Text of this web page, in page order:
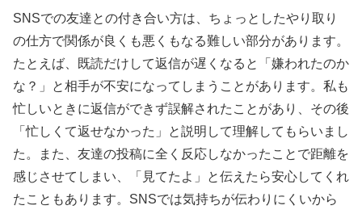
SNSでの友達との付き合い方は、ちょっとしたやり取り
の仕方で関係が良くも悪くもなる難しい部分があります。
たとえば、既読だけして返信が遅くなると「嫌われたのか
な？」と相手が不安になってしまうことがあります。私も
忙しいときに返信ができず誤解されたことがあり、その後
「忙しくて返せなかった」と説明して理解してもらいまし
た。また、友達の投稿に全く反応しなかったことで距離を
感じさせてしまい、「見てたよ」と伝えたら安心してくれ
たこともあります。SNSでは気持ちが伝わりにくいから